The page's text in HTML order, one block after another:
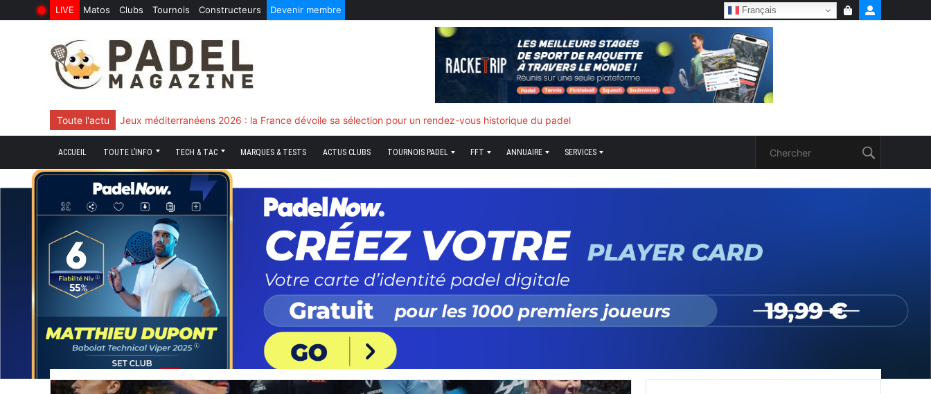
LIVE Matos Clubs Tournois Constructeurs Devenir membre Français
Toute l'actu Chingotto, ciblé tout le match mais décisif quand tout bascule
ACCUEIL TOUTE L’INFO
6 Août 2026
TECH & TAC
10 Juin 2026
MARQUES & TESTS ACTUS CLUBS TOURNOIS PADEL FFT ANNUAIRE SERVICES